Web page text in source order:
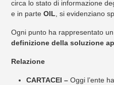
circa lo stato di informazione
e in parteOIL, si evidenziano
Ogni punto ha rappresentato
definizione della soluzione
Relazione
CARTACEI –Oggi l’ente